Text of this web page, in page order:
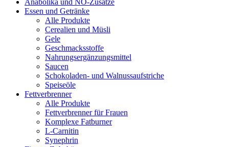
Anabolika und NO-Zusätze
Essen und Getränke
Alle Produkte
Cerealien und Müsli
Gele
Geschmacksstoffe
Nahrungsergänzungsmittel
Saucen
Schokoladen- und Walnussaufstriche
Speiseöle
Fettverbrenner
Alle Produkte
Fettverbrenner für Frauen
Komplexe Fatburner
L-Carnitin
Synephrin